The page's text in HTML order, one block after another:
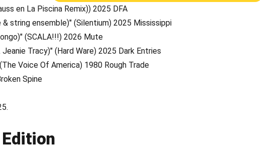
en La Piscina Remix)) 2025 DFA
string ensemble)" (Silentium) 2025 Mississippi
(SCALA!!!) 2026 Mute
Tracy)" (Hard Ware) 2025 Dark Entries
Voice Of America) 1980 Rough Trade
Spine